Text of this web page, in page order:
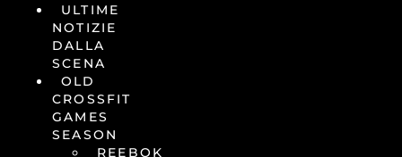
ULTIME
NOTIZIE
DALLA
SCENA
OLD
CROSSFIT
GAMES
SEASON
REEBOK